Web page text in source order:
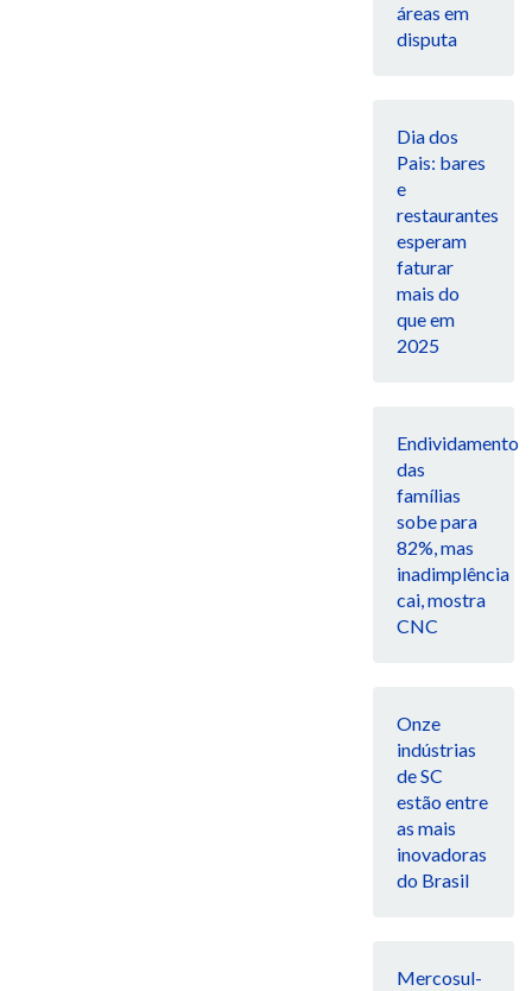
áreas em
disputa
Dia dos
Pais: bares
e
restaurantes
esperam
faturar
mais do
que em
2025
Endividamento
das
famílias
sobe para
82%, mas
inadimplência
cai, mostra
CNC
Onze
indústrias
de SC
estão entre
as mais
inovadoras
do Brasil
Mercosul-